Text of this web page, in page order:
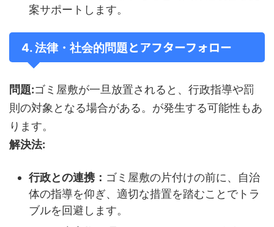
案サポートします。
4. 法律・社会的問題とアフターフォロー
問題:ゴミ屋敷が一旦放置されると、行政指導や罰
則の対象となる場合がある。が発生する可能性もあ
ります。
解決法:
行政との連携： ゴミ屋敷の片付けの前に、自治
体の指導を仰ぎ、適切な措置を踏むことでトラ
ブルを回避します。